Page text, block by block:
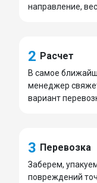
направление,
2 Расчет
В самое
менеджер
вариант
3 Перевозка
Заберем,
повреждений